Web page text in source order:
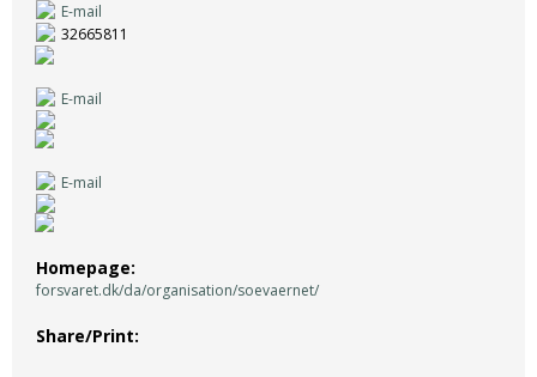
E-mail
32665811
E-mail
E-mail
Homepage
forsvaret.dk/da/organisation/soevaernet/
Share/Print